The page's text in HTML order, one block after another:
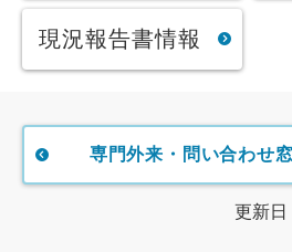
現況報告書情報
専門外来・問い合わせ
更新日